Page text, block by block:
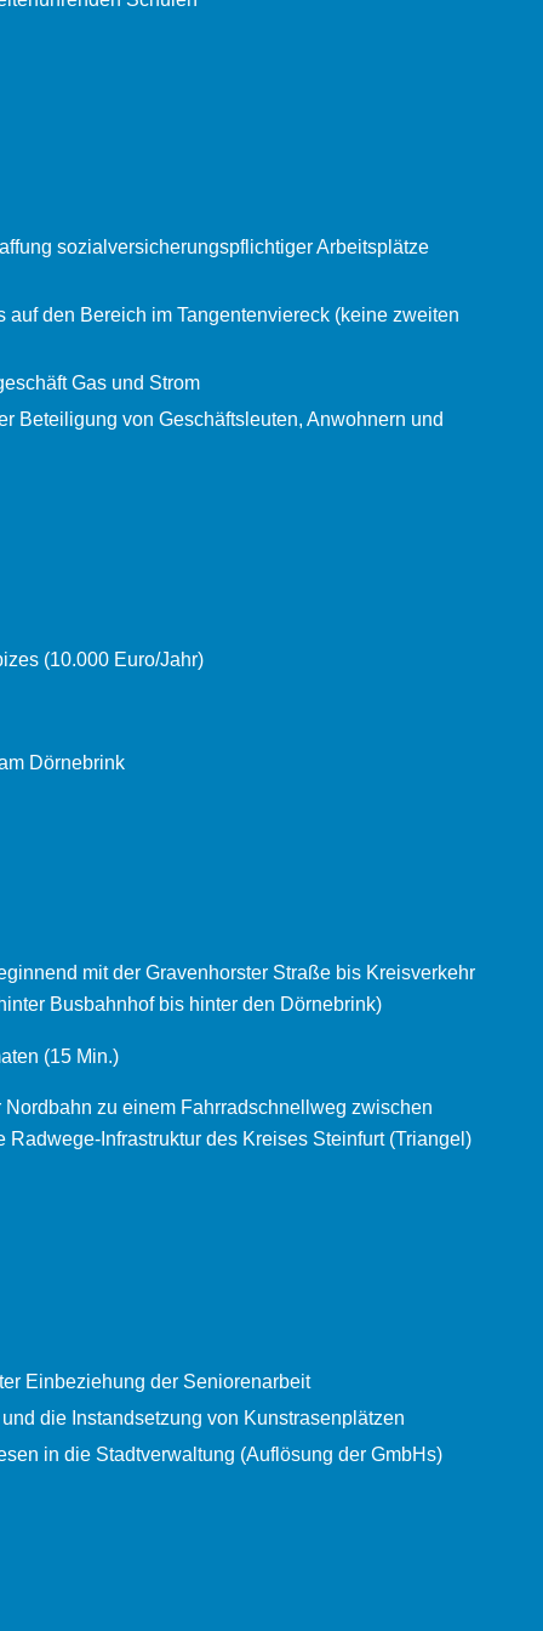
sozialversicherungspflichtiger Arbeitsplätze
den Bereich im Tangentenviereck (keine zweiten
Gas und Strom
Beteiligung von Geschäftsleuten, Anwohnern und
(10.000 Euro/Jahr)
Dörnebrink
mit der Gravenhorster Straße bis Kreisverkehr
Busbahnhof bis hinter den Dörnebrink)
(15 Min.)
zu einem Fahrradschnellweg zwischen
Infrastruktur des Kreises Steinfurt (Triangel)
Einbeziehung der Seniorenarbeit
die Instandsetzung von Kunstrasenplätzen
in die Stadtverwaltung (Auflösung der GmbHs)